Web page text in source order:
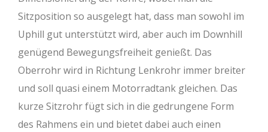
Sitzposition so ausgelegt hat, dass man sowohl im
Uphill gut unterstützt wird, aber auch im Downhill
genügend Bewegungsfreiheit genießt. Das
Oberrohr wird in Richtung Lenkrohr immer breiter
und soll quasi einem Motorradtank gleichen. Das
kurze Sitzrohr fügt sich in die gedrungene Form
des Rahmens ein und bietet dabei auch einen